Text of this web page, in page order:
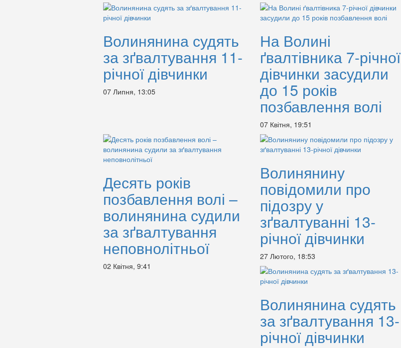
Волинянина судять
за зґвалтування 11-
річної дівчинки
07 Липня, 13:05
На Волині
ґвалтівника 7-річної
дівчинки засудили
до 15 років
позбавлення волі
07 Квітня, 19:51
Десять років
позбавлення волі –
волинянина судили
за зґвалтування
неповнолітньої
02 Квітня, 9:41
Волинянину
повідомили про
підозру у
зґвалтуванні 13-
річної дівчинки
27 Лютого, 18:53
Волинянина судять
за зґвалтування 13-
річної дівчинки